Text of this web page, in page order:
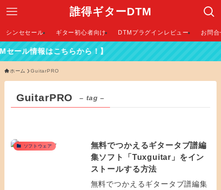
誰得ギターDTM
シンセセール ギター初心者向け DTMプラグインレビュー お問
ル情報はこちらから！】
ホーム GuitarPRO
GuitarPRO – tag –
ソフトウェア
無料でつかえるギタータブ譜編
集ソフト「Tuxguitar」をイン
ストールする方法
無料でつかえるギタータブ譜編集